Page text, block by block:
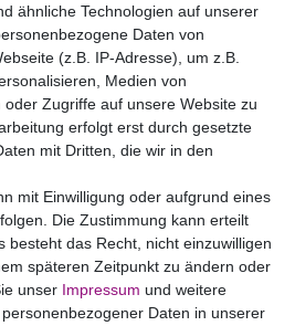
ähnliche Technologien auf unserer
Daten von
(z.B. IP-Adresse), um z.B.
Medien von
Zugriffe auf unsere Website zu
erfolgt erst durch gesetzte
mit Dritten, die wir in den
mit Einwilligung oder aufgrund eines
Die Zustimmung kann erteilt
besteht das Recht, nicht einzuwilligen
späteren Zeitpunkt zu ändern oder
unser Impressum und weitere
Daten in unserer